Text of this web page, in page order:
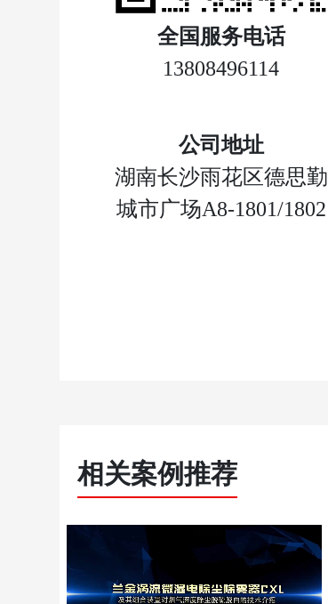
全国服务电话
13808496114
公司地址
湖南长沙雨花区德思勤
城市广场A8-1801/1802
相关案例推荐